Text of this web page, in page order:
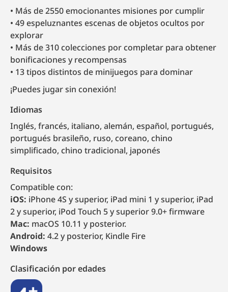
Más de 2550 emocionantes misiones por cumplir
49 espeluznantes escenas de objetos ocultos por
explorar
Más de 310 colecciones por completar para obtener
bonificaciones y recompensas
13 tipos distintos de minijuegos para dominar
¡Puedes jugar sin conexión!
Idiomas
inglés, francés, italiano, alemán, español, portugués,
portugués brasileño, ruso, coreano, chino
simplificado, chino tradicional, japonés
Requisitos
Compatible con:
iOS: iPhone 4S y superior, iPad mini 1 y superior, iPad
2 y superior, iPod Touch 5 y superior 9.0+ firmware
Mac: macOS 10.11 y posterior.
Android: 4.2 y posterior, Kindle Fire
Windows
Clasificación por edades
4+